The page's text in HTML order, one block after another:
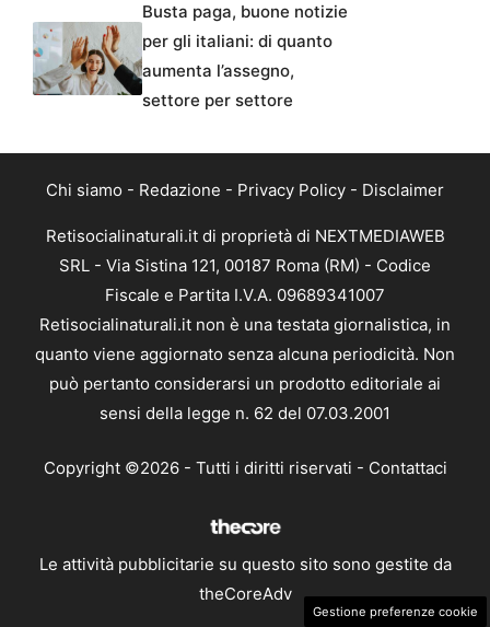
Busta paga, buone notizie
per gli italiani: di quanto
aumenta l’assegno,
settore per settore
Chi siamo - Redazione - Privacy Policy - Disclaimer
Retisocialinaturali.it di proprietà di NEXTMEDIAWEB
SRL - Via Sistina 121, 00187 Roma (RM) - Codice
Fiscale e Partita I.V.A. 09689341007
Retisocialinaturali.it non è una testata giornalistica, in
quanto viene aggiornato senza alcuna periodicità. Non
può pertanto considerarsi un prodotto editoriale ai
sensi della legge n. 62 del 07.03.2001
Copyright ©2026 - Tutti i diritti riservati - Contattaci
Le attività pubblicitarie su questo sito sono gestite da
theCoreAdv
Gestione preferenze cookie